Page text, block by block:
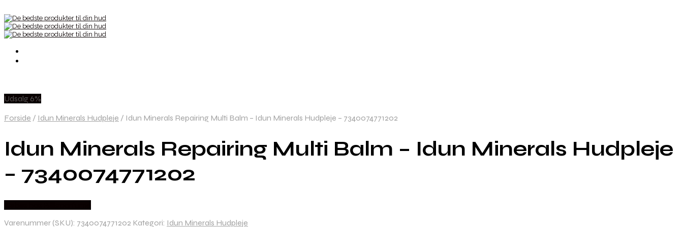
Udsalg 6%
Forside / Idun Minerals Hudpleje / Idun Minerals Repairing Multi Balm – Idun Minerals Hudpleje – 7340074771202
Idun Minerals Repairing Multi Balm – Idun Minerals Hudpleje
– 7340074771202
Varenummer (SKU): 7340074771202 Kategori: Idun Minerals Hudpleje